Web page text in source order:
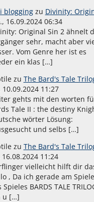
bloggingzu Divinity:
16.09.2024 06:34
Original Sin 2 ähnelt
sehr, macht aber
Vom Genre her ist es
ein klas […]
zu The Bard's Tale
10.09.2024 11:27
gehts mit den worten
Tale II : the destiny
wörter Lösung:
und selbs […]
zu The Bard's Tale
16.08.2024 11:24
vielleicht hilft dir
, Da ich gerade am
Spieles BARDS TALE
u […]